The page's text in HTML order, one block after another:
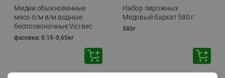
Мидии обыкновенные
мясо п/м в/м водные
беспозвоночные Vici вес
фасовка: 0,15-0,65кг
Набор пирожных
Медовый бархат 580 г
580г